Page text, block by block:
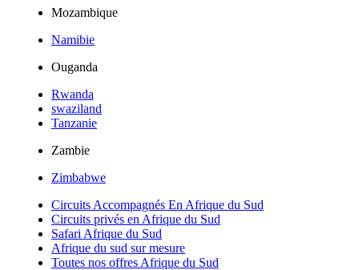
Mozambique
Namibie
Ouganda
Rwanda
swaziland
Tanzanie
Zambie
Zimbabwe
Circuits Accompagnés En Afrique du Sud
Circuits privés en Afrique du Sud
Safari Afrique du Sud
Afrique du sud sur mesure
Toutes nos offres Afrique du Sud